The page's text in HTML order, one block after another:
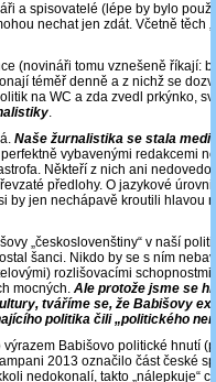
a spisovatelé (lépe by bylo
nechat jen zdát. Včetně těch
(novináři tomu vznešeně říkají:
téměř denně a z nichž se
na WC a zda zvedl prkýnko,
.
Naše žurnalistika se stala
vybavenými redakcemi
Někteří z nich ani
předlohy. O jazykové
by jen nechápavě kroutili hlavou
„českoslovenštiny“ v naší
šanci. Nikdo by se s ním
rozlišovacími
mocných. Ale protože jsme se
tváříme se, že Babišovy
politika čili „politického
Babišovo politické hnutí
2013 označilo část české
nedokonalí, takto „nálepkuje“